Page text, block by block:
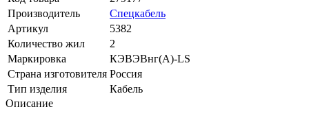
Производитель
Спецкабель
Артикул
5382
Количество жил
2
Маркировка
КЭВЭВнг(А)-LS
Страна изготовителя Россия
Тип изделия
Кабель
Описание